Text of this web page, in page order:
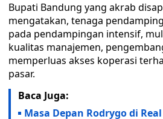
Bupati Bandung yang akrab
mengatakan, tenaga
pada pendampingan intensif,
kualitas manajemen,
memperluas akses koperasi
pasar.
Baca Juga:
Masa Depan Rodrygo di